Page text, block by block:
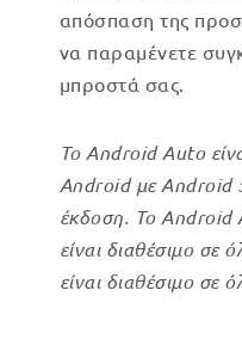
απόσπαση της
να παραμένετε
μπροστά σας.
Το Android Auto
Android με Android
έκδοση. Το Android
είναι διαθέσιμο σε
είναι διαθέσιμο σε